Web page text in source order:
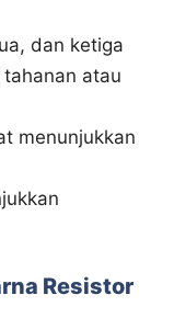
dan ketiga
atau
menunjukkan
Resistor